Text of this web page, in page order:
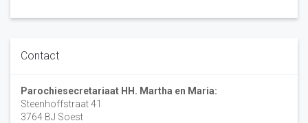
Contact
Parochiesecretariaat HH. Martha en Maria:
Steenhoffstraat 41
3764 BJ Soest